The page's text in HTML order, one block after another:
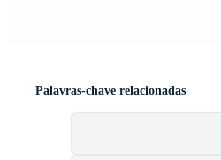
Palavras-chave relacionadas